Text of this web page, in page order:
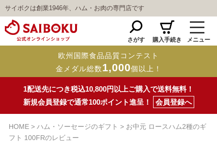
サイボクは創業1946年、ハム・お肉の専門店です
さがす 購入手続き メニュー
欧州国際食品品質コンテスト
金メダル総数1,000個以上！
1配送先につき税込10,800円以上ご購入で送料無料！
新規会員登録で通常100ポイント進呈！
会員登録へ
HOME ハム・ソーセージのギフト
お中元 ロースハム2種のギ
フト 100FRのレビュー